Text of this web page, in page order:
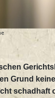
Grund
schadhaft